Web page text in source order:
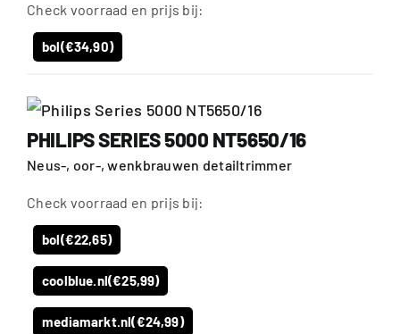
Check voorraad en prijs bij:
bol(€34,90)
PHILIPS SERIES 5000 NT5650/16
Neus-, oor-, wenkbrauwen detailtrimmer
Check voorraad en prijs bij:
bol(€22,65)
coolblue.nl(€25,99)
mediamarkt.nl(€24,99)